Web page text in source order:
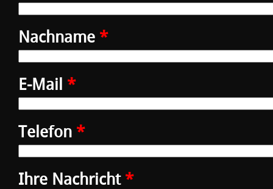
Nachname *
E-Mail *
Telefon *
Ihre Nachricht *